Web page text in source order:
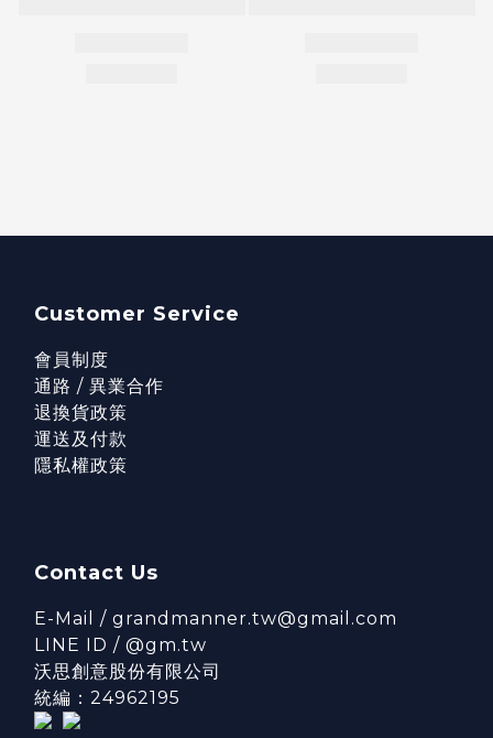
Customer Service
會員制度
通路 / 異業合作
退換貨政策
運送及付款
隱私權政策
Contact Us
E-Mail / grandmanner.tw@gmail.com
LINE ID / @gm.tw
沃思創意股份有限公司
統編：24962195